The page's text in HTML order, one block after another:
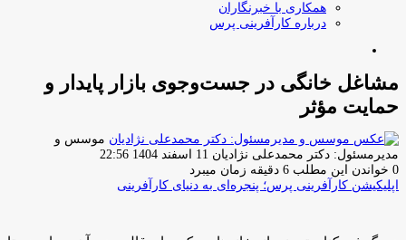
همکاری با خبرنگاران
درباره کارآفرینی پرس
مشاغل خانگی در جست‌وجوی بازار پایدار و
حمایت مؤثر
موسس و
مدیرمسئول: دکتر محمدعلی نژادیان ارسال
ایمیل
11 اسفند 1404 22:56
0 خواندن این مطلب 6 دقیقه زمان میبرد
اپلیکیشن کارآفرینی پرس؛ پنجره‌ای به دنیای کارآفرینی